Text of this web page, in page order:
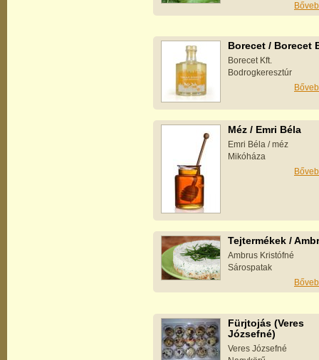
Borecet / Borecet
Borecet Kft.
Bodrogkeresztúr
Méz / Emri Béla
Emri Béla / méz
Mikóháza
Tejtermékek /
Ambrus Kristófné
Sárospatak
Fürjtojás (Veres
Józsefné)
Veres Józsefné